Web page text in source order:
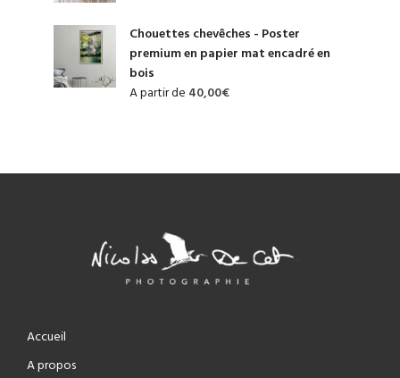
Chouettes chevêches - Poster
premium en papier mat encadré en
bois
A partir de 40,00€
Accueil
A propos